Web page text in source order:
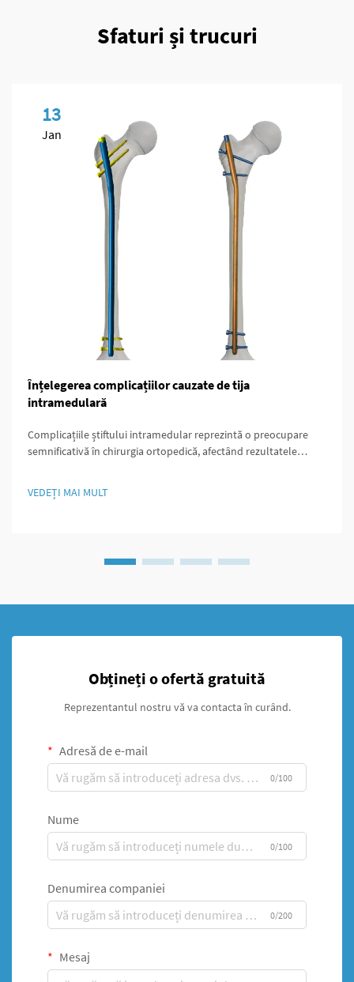
Sfaturi și trucuri
13
Jan
Înțelegerea complicațiilor cauzate de tija
intramedulară
Complicațiile știftului intramedular reprezintă o preocupare
semnificativă în chirurgia ortopedică, afectând rezultatele
sau în timpul reimplantării pe termen lung...
VEDEȚI MAI MULT
Obțineți o ofertă gratuită
Reprezentantul nostru vă va contacta în curând.
Adresă de e-mail
0/100
Nume
0/100
Denumirea companiei
0/200
Mesaj